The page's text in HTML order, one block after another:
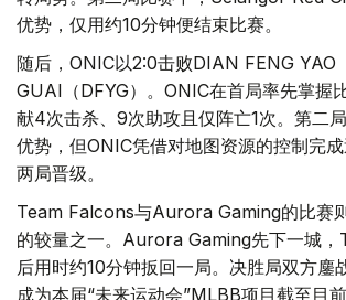
优势，仅用约10分钟便结束比赛。
随后，ONIC以2:0击败DIAN FENG YAO
GUAI（DFYG）。ONIC在首局率先掌握
献4次击杀、9次助攻且仅阵亡1次。第二
优势，但ONIC凭借对地图资源的控制完
两局晋级。
Team Falcons与Aurora Gaming的比赛
的较量之一。Aurora Gaming先下一城
后用时约10分钟扳回一局。决胜局双方鏖
成为本届“未来运动会”MLBB项目截至目